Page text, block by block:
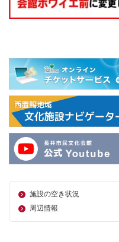
施設の空き状況
周辺情報